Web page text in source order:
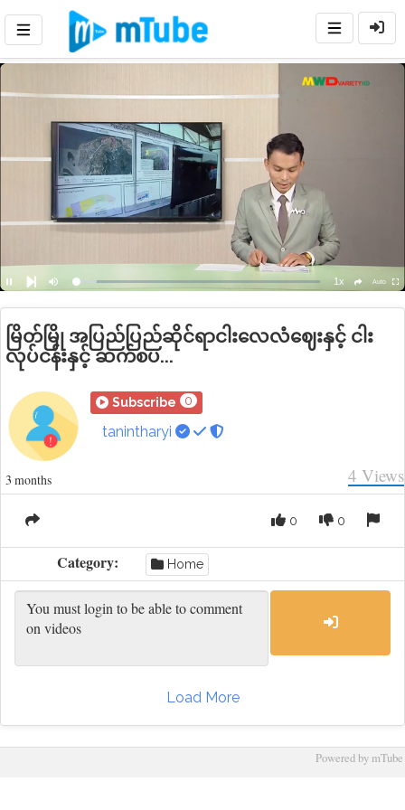
Pause
Next
Mute Loaded:
9.76%
1xPlayback
Rate
Auto
မြိတ်မြို အပြည်ပြည်ဆိုင်ရာငါးလေလံဈေးနှင့် ငါး
လုပ်ငန်းနှင့် ဆက်စပ...
Subscribe 0
tanintharyi
3 months 4 Views
0
0
Category: Home
Load More
Powered by mTube